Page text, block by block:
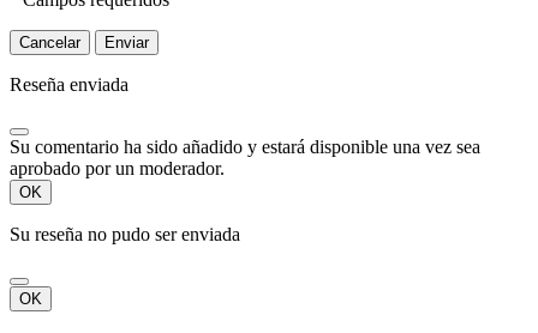
Cancelar Enviar
Reseña enviada
Su comentario ha sido añadido y estará disponible una vez sea
aprobado por un moderador.
OK
Su reseña no pudo ser enviada
OK